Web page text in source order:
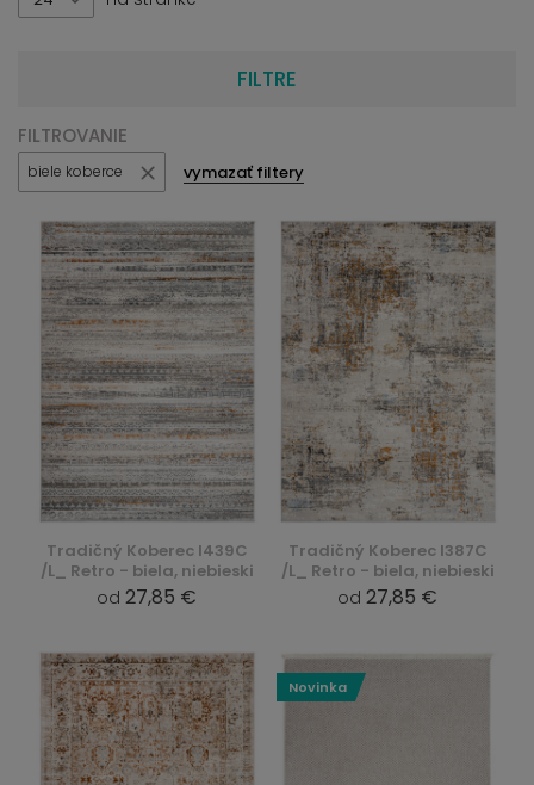
FILTRE
FILTROVANIE
biele koberce vymazať filtery
Tradičný Koberec I439C
/L_ Retro - biela, niebieski
od 27,85 €
Tradičný Koberec I387C
/L_ Retro - biela, niebieski
od 27,85 €
Novinka